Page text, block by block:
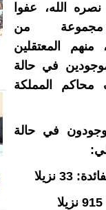
الله، عفوا
من
منهم المعتقلين
في حالة
المملكة
في حالة
نزيلا